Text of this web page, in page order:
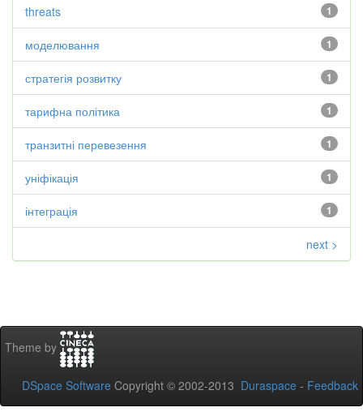
1
threats
1
моделювання
1
стратегія розвитку
1
тарифна політика
1
транзитні перевезення
1
уніфікація
1
інтеграція
next >
Theme by
DSpace Software Copyright © 2002-2013 Duraspace - Feedback